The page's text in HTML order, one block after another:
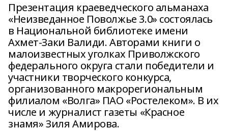
Презентация краеведческого альманаха
«Неизведанное Поволжье 3.0» состоялась
в Национальной библиотеке имени
Ахмет-Заки Валиди. Авторами книги о
малоизвестных уголках Приволжского
федерального округа стали победители и
участники творческого конкурса,
организованного макрорегиональным
филиалом «Волга» ПАО «Ростелеком». В их
числе и журналист газеты «Красное
знамя» Зиля Амирова.